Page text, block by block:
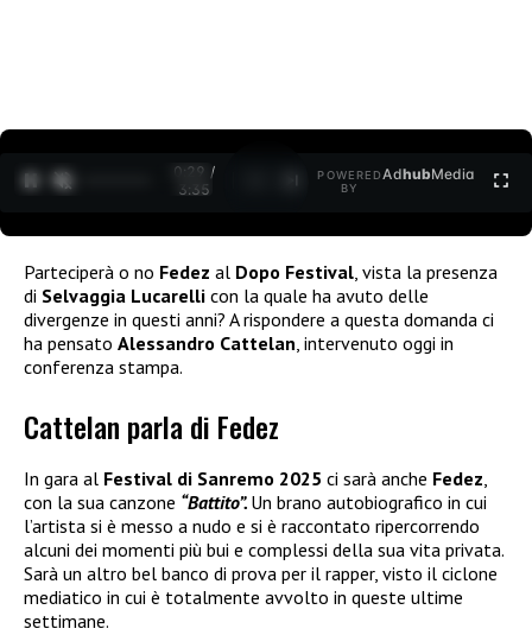
0:30 /
3:35
POWERED
BY
AdhubMedia
Parteciperà o no Fedez al Dopo Festival , vista la presenza
di Selvaggia Lucarelli con la quale ha avuto delle
divergenze in questi anni? A rispondere a questa domanda ci
ha pensato Alessandro Cattelan , intervenuto oggi in
conferenza stampa.
Cattelan parla di Fedez
In gara al Festival di Sanremo 2025 ci sarà anche Fedez,
con la sua canzone “Battito”. Un brano autobiografico in cui
l’artista si è messo a nudo e si è raccontato ripercorrendo
alcuni dei momenti più bui e complessi della sua vita privata.
Sarà un altro bel banco di prova per il rapper, visto il ciclone
mediatico in cui è totalmente avvolto in queste ultime
settimane.